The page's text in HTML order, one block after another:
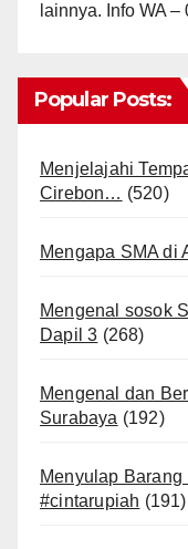
lainnya. Info WA
Popular Posts:
Menjelajahi
Cirebon… (520)
Mengapa SMA di
Mengenal sosok
Dapil 3 (268)
Mengenal dan
Surabaya (192)
Menyulap
#cintarupiah (191)